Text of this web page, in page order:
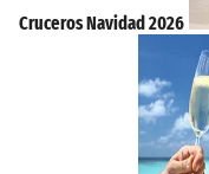
Cruceros Navidad 2026